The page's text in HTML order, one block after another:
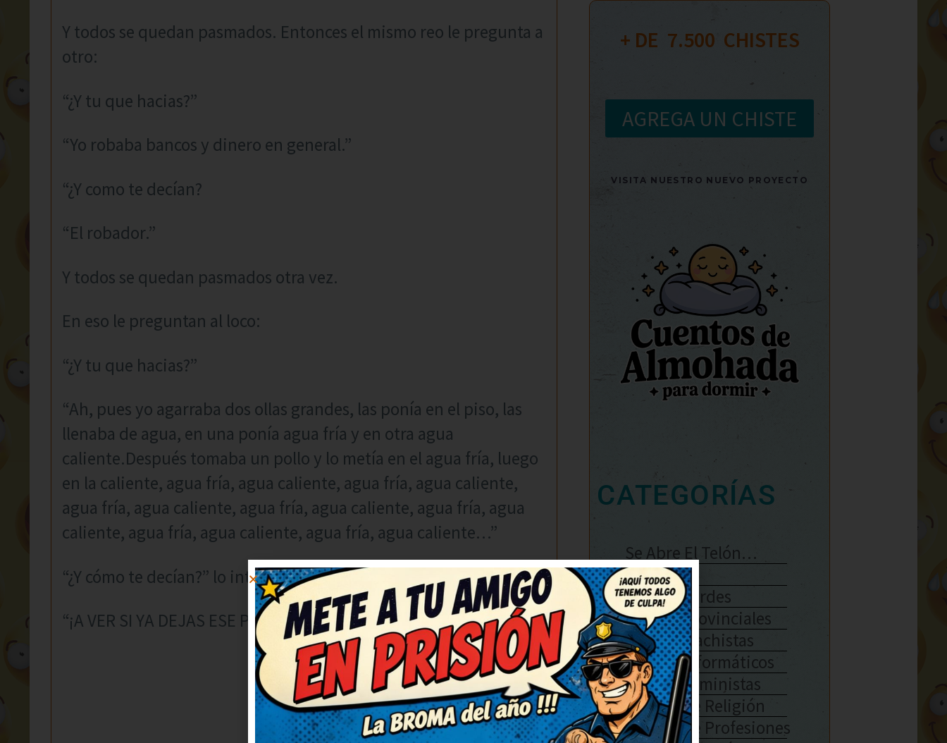
Y todos se quedan pasmados. Entonces el mismo reo le pregunta a
otro:
“¿Y tu que hacias?”
“Yo robaba bancos y dinero en general.”
“¿Y como te decían?
“El robador.”
Y todos se quedan pasmados otra vez.
En eso le preguntan al loco:
“¿Y tu que hacias?”
“Ah, pues yo agarraba dos ollas grandes, las ponía en el piso, las
llenaba de agua, en una ponía agua fría y en otra agua
caliente.Después tomaba un pollo y lo metía en el agua fría, luego
en la caliente, agua fría, agua caliente, agua fría, agua caliente,
agua fría, agua caliente, agua fría, agua caliente, agua fría, agua
caliente, agua fría, agua caliente, agua fría, agua caliente…”
“¿Y cómo te decían?” lo interrumpe un reo
“¡A VER SI YA DEJAS ESE PINCHE POLLO, LOCO DESGRACIADO!”
+ DE 7.500
  CHISTES
AGREGA UN CHISTE
VISITA NUESTRO NUEVO PROYECTO
CATEGORÍAS
Se Abre El Telón…
Enlaces
Chistes Verdes
Chistes Provinciales
Chistes Machistas
Chistes Informáticos
Chistes Feministas
Chistes De Religión
Chistes De Profesiones